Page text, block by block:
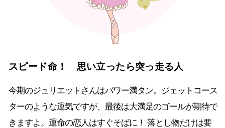
スピード命！ 思い立ったら突っ走る人
今期のジュリエットさんはパワー満タン。ジェットコース
ターのような運気ですが、最後は大満足のゴールが期待で
きますよ。運命の恋人はすぐそばに！ 落とし物だけは要